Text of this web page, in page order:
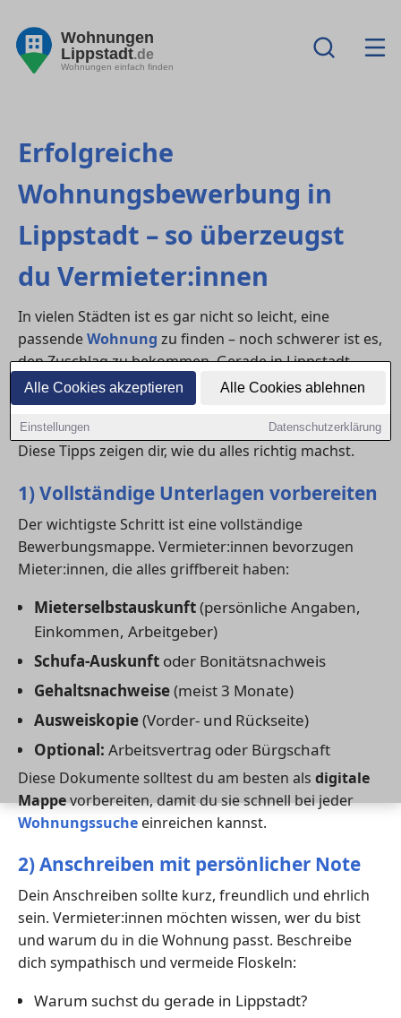
Alle Cookies akzeptieren Alle Cookies ablehnen
Einstellungen Datenschutzerklärung
Wohnungen
Lippstadt.de
Wohnungen einfach finden
Erfolgreiche
Wohnungsbewerbung in
Lippstadt – so überzeugst
du Vermieter:innen
In vielen Städten ist es gar nicht so leicht, eine
passendeWohnung zu finden – noch schwerer ist es,
den Zuschlag zu bekommen. Gerade in Lippstadt
gehört häufig zu den Regionen mit hoher Nachfrage.
Mit einer professionellenWohnungsbewerbung
kannst du dich klar von der Konkurrenz abheben.
Diese Tipps zeigen dir, wie du alles richtig machst.
1) Vollständige Unterlagen vorbereiten
Der wichtigste Schritt ist eine vollständige
Bewerbungsmappe. Vermieter:innen bevorzugen
Mieter:innen, die alles griffbereit haben:
Mieterselbstauskunft(persönliche Angaben,
Einkommen, Arbeitgeber)
Schufa-Auskunftoder Bonitätsnachweis
Gehaltsnachweise(meist 3 Monate)
Ausweiskopie(Vorder- und Rückseite)
Optional: Arbeitsvertrag oder Bürgschaft
Diese Dokumente solltest du am besten als digitale
Mappevorbereiten, damit du sie schnell bei jeder
Wohnungssuche einreichen kannst.
2) Anschreiben mit persönlicher Note
Dein Anschreiben sollte kurz, freundlich und ehrlich
sein. Vermieter:innen möchten wissen, wer du bist
und warum du in die Wohnung passt. Beschreibe
dich sympathisch und vermeide Floskeln:
Warum suchst du gerade in Lippstadt?